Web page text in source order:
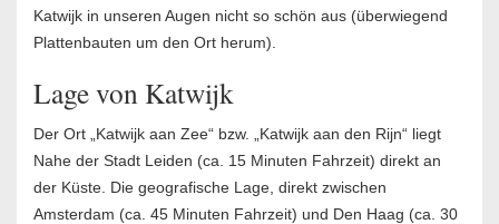
Katwijk in unseren Augen nicht so schön aus (überwiegend
Plattenbauten um den Ort herum).
Lage von Katwijk
Der Ort „Katwijk aan Zee“ bzw. „Katwijk aan den Rijn“ liegt
Nahe der Stadt Leiden (ca. 15 Minuten Fahrzeit) direkt an
der Küste. Die geografische Lage, direkt zwischen
Amsterdam (ca. 45 Minuten Fahrzeit) und Den Haag (ca. 30